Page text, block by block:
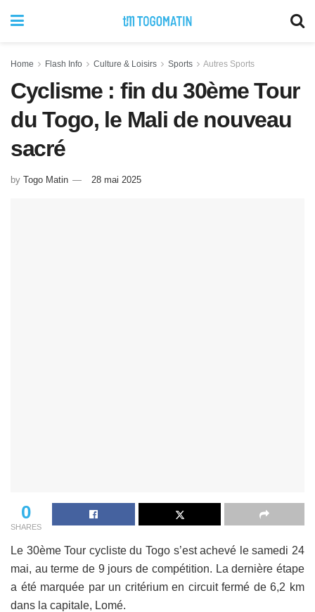
Home Flash Info Culture & Loisirs Sports Autres Sports
Cyclisme : fin du 30ème Tour
du Togo, le Mali de nouveau
sacré
by Togo Matin 28 mai 2025
0
SHARES
Le 30ème Tour cycliste du Togo s’est achevé le samedi 24
mai, au terme de 9 jours de compétition. La dernière étape
a été marquée par un critérium en circuit fermé de 6,2 km
dans la capitale, Lomé.